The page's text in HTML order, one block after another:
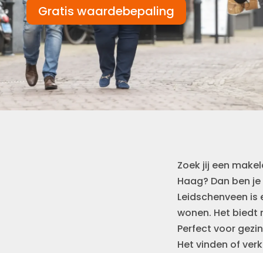
Gratis waardebepaling
Zoek jij een
Haag? Dan ben
Leidschenveen
wonen. Het biedt
Perfect voor
Het vinden of